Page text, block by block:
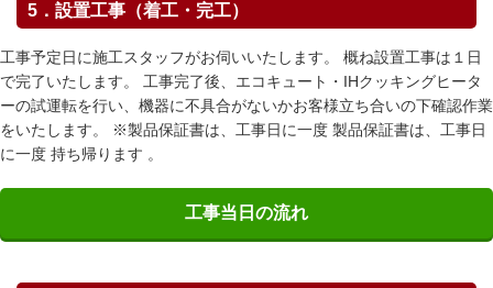
5．設置工事（着工・完工）
工事予定日に施工スタッフがお伺いいたします。 概ね設置工事は１日
で完了いたします。 工事完了後、エコキュート・IHクッキングヒータ
ーの試運転を行い、機器に不具合がないかお客様立ち合いの下確認作業
をいたします。 ※製品保証書は、工事日に一度 製品保証書は、工事日
に一度 持ち帰ります 。
工事当日の流れ